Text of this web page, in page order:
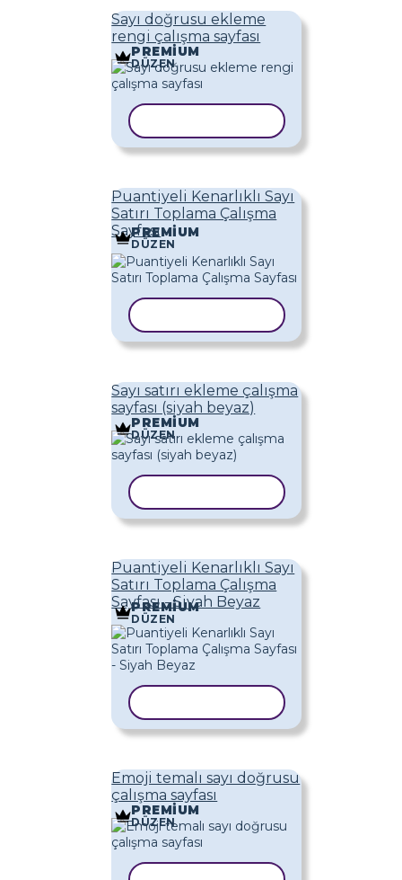
Sayı doğrusu ekleme
rengi çalışma sayfası
PREMIUM
DÜZEN
Puantiyeli Kenarlıklı Sayı
Satırı Toplama Çalışma
Sayfası
PREMIUM
DÜZEN
Sayı satırı ekleme çalışma
sayfası (siyah beyaz)
PREMIUM
DÜZEN
Puantiyeli Kenarlıklı Sayı
Satırı Toplama Çalışma
Sayfası - Siyah Beyaz
PREMIUM
DÜZEN
Emoji temalı sayı doğrusu
çalışma sayfası
PREMIUM
DÜZEN